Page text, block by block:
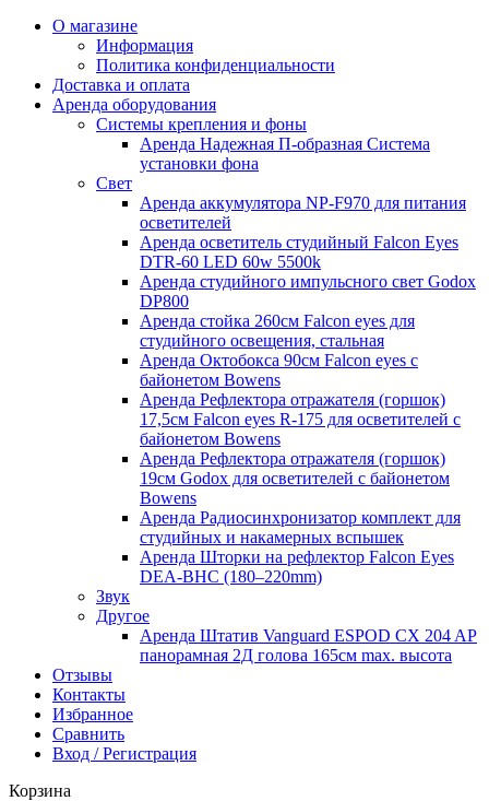
О магазине
Информация
Политика конфиденциальности
Доставка и оплата
Аренда оборудования
Системы крепления и фоны
Аренда Надежная П-образная Система
установки фона
Свет
Аренда аккумулятора NP-F970 для питания
осветителей
Аренда осветитель студийный Falcon Eyes
DTR-60 LED 60w 5500k
Аренда студийного импульсного свет Godox
DP800
Аренда стойка 260см Falcon eyes для
студийного освещения, стальная
Аренда Октобокса 90см Falcon eyes с
байонетом Bowens
Аренда Рефлектора отражателя (горшок)
17,5см Falcon eyes R-175 для осветителей с
байонетом Bowens
Аренда Рефлектора отражателя (горшок)
19см Godox для осветителей с байонетом
Bowens
Аренда Радиосинхронизатор комплект для
студийных и накамерных вспышек
Аренда Шторки на рефлектор Falcon Eyes
DEA-BHC (180–220mm)
Звук
Другое
Аренда Штатив Vanguard ESPOD CX 204 AP
панорамная 2Д голова 165см max. высота
Отзывы
Контакты
Избранное
Сравнить
Вход / Регистрация
Корзина